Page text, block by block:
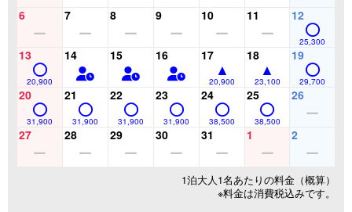
6 7 8 9 10 11 12
25,300
13
20,900
14 15 16 17
20,900
18
23,100
19
29,700
20
31,900
21
31,900
22
31,900
23
31,900
24
38,500
25
38,500
26
27 28 29 30 31 1 2
1泊大人1名あたりの料金（概算）
※料金は消費税込みです。